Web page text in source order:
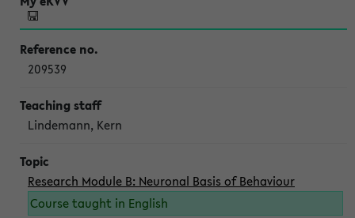
209539
Lindemann, Kern
Research Module B: Neuronal Basis of Behaviour
Course taught in English